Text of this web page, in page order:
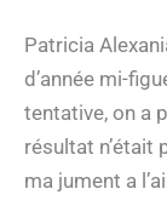
Patricia
d’année mi-
tentative, on a
résultat n’était
ma jument a